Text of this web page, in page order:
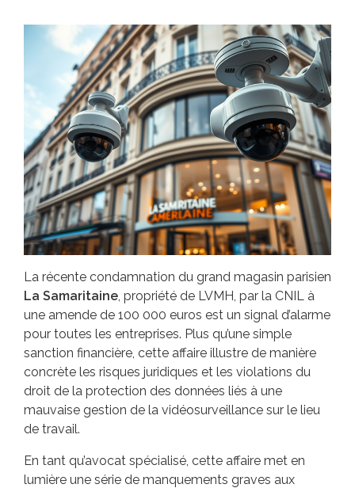
La récente condamnation du grand magasin parisien
La Samaritaine , propriété de LVMH, par la CNIL à
une amende de 100 000 euros est un signal d’alarme
pour toutes les entreprises. Plus qu’une simple
sanction financière, cette affaire illustre de manière
concrète les risques juridiques et les violations du
droit de la protection des données liés à une
mauvaise gestion de la vidéosurveillance sur le lieu
de travail.
En tant qu’avocat spécialisé, cette affaire met en
lumière une série de manquements graves aux